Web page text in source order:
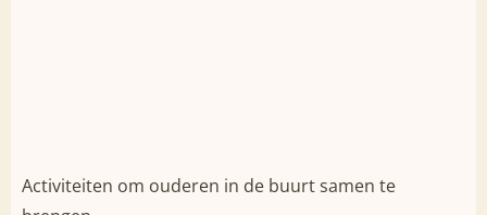
Activiteiten om ouderen in de buurt samen te